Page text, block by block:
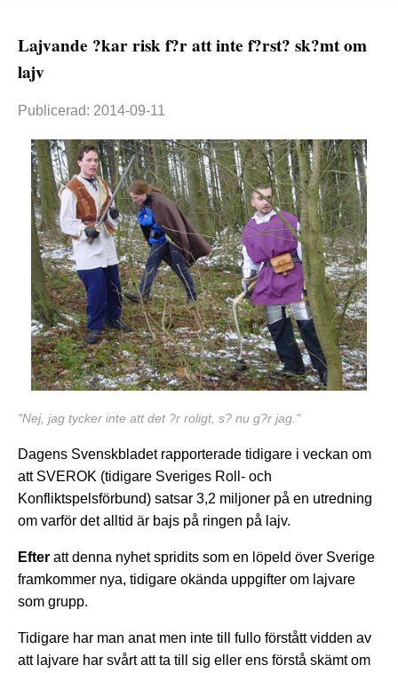
Lajvande ?kar risk f?r att inte f?rst? sk?mt om
lajv
Publicerad: 2014-09-11
"Nej, jag tycker inte att det ?r roligt, s? nu g?r jag."
Dagens Svenskbladet rapporterade tidigare i veckan om
att SVEROK (tidigare Sveriges Roll- och
Konfliktspelsförbund) satsar 3,2 miljoner på en utredning
om varför det alltid är bajs på ringen på lajv.
Efter att denna nyhet spridits som en löpeld över Sverige
framkommer nya, tidigare okända uppgifter om lajvare
som grupp.
Tidigare har man anat men inte till fullo förstått vidden av
att lajvare har svårt att ta till sig eller ens förstå skämt om